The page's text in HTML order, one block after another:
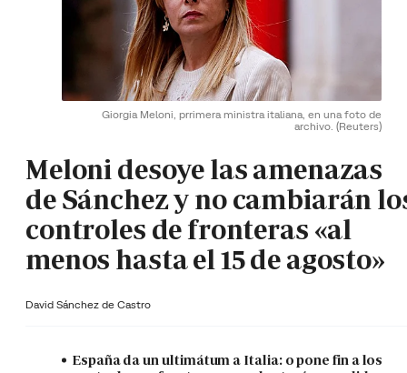
Giorgia Meloni, prrimera ministra italiana, en una foto de
archivo. (Reuters)
Meloni desoye las amenazas
de Sánchez y no cambiarán
controles de fronteras «al
menos hasta el 15 de agosto»
David Sánchez de Castro
España da un ultimátum a Italia: o pone fin a los